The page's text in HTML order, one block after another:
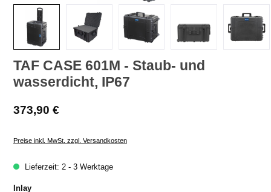
TAF CASE 601M - Staub- und
wasserdicht, IP67
Regulärer Preis:
373,90 €
Preise inkl. MwSt. zzgl. Versandkosten
Lieferzeit: 2 - 3 Werktage
Inlayauswählen